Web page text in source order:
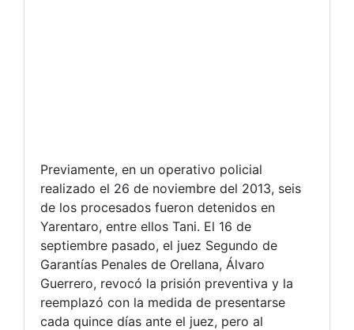
Previamente, en un operativo policial
realizado el 26 de noviembre del 2013, seis
de los procesados fueron detenidos en
Yarentaro, entre ellos Tani. El 16 de
septiembre pasado, el juez Segundo de
Garantías Penales de Orellana, Álvaro
Guerrero, revocó la prisión preventiva y la
reemplazó con la medida de presentarse
cada quince días ante el juez, pero al